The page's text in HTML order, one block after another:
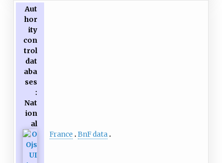
Aut
hor
ity
con
trol
dat
aba
ses
:
Nat
ion
al
France
BnF data